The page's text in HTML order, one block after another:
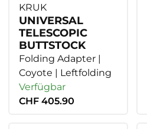
KRUK
UNIVERSAL
TELESCOPIC
BUTTSTOCK
Folding Adapter |
Coyote | Leftfolding
Verfügbar
CHF 405.90